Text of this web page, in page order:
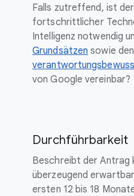
Falls zutreffend, ist
fortschrittlicher
Intelligenz notwendig
Grundsätzen sowie den
von Google vereinbar?
Durchführbarkeit
Beschreibt der Antrag
überzeugend
ersten 12 bis 18